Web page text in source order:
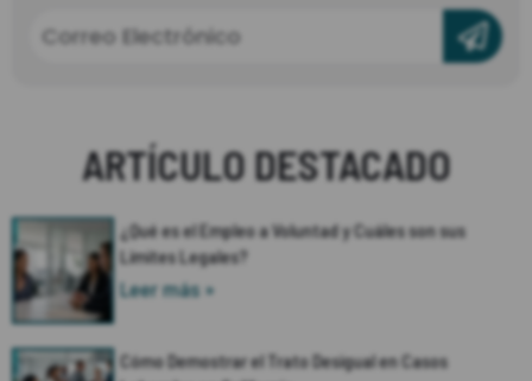
ARTÍCULO DESTACADO
¿Qué es el Empleo a Voluntad y Cuáles son sus
Límites Legales?
Leer más »
Cómo Demostrar el Trato Desigual en Casos